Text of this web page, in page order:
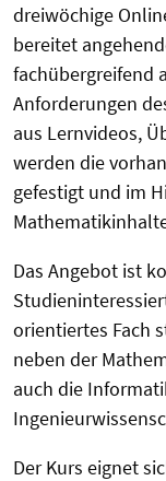
dreiwöchige
bereitet
fachübergreifend
Anforderungen
aus Lernvideos,
werden die
gefestigt und im
Das Angebot ist
orientiertes Fach
neben der
auch die
Der Kurs eignet